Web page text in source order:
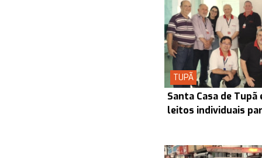
TUPÃ
Santa Casa de
leitos individuais